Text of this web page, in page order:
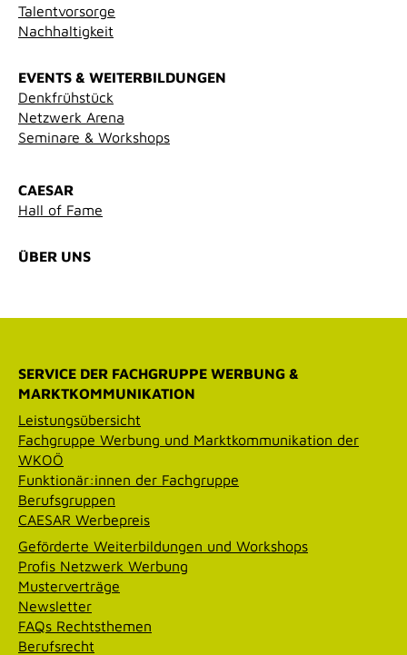
Talentvorsorge
Nachhaltigkeit
EVENTS & WEITERBILDUNGEN
Denkfrühstück
Netzwerk Arena
Seminare & Workshops
CAESAR
Hall of Fame
ÜBER UNS
SERVICE DER FACHGRUPPE WERBUNG &
MARKTKOMMUNIKATION
Leistungsübersicht
Fachgruppe Werbung und Marktkommunikation der
WKOÖ
Funktionär:innen der Fachgruppe
Berufsgruppen
CAESAR Werbepreis
Geförderte Weiterbildungen und Workshops
Profis Netzwerk Werbung
Musterverträge
Newsletter
FAQs Rechtsthemen
Berufsrecht